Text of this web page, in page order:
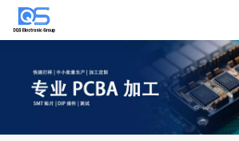
English
中文